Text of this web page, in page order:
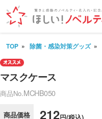
TOP 除菌・感染対策グッズ
マスクケース
商品No.MCHB050
商品価格 212円(税込)